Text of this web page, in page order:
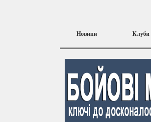
Новини Клуби